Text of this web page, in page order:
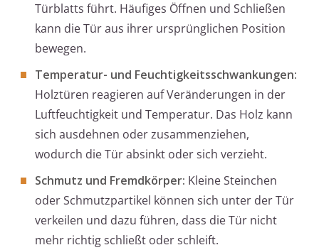
Türblatts führt. Häufiges Öffnen und Schließen
kann die Tür aus ihrer ursprünglichen Position
bewegen.
Temperatur- und Feuchtigkeitsschwankungen:
Holztüren reagieren auf Veränderungen in der
Luftfeuchtigkeit und Temperatur. Das Holz kann
sich ausdehnen oder zusammenziehen,
wodurch die Tür absinkt oder sich verzieht.
Schmutz und Fremdkörper: Kleine Steinchen
oder Schmutzpartikel können sich unter der Tür
verkeilen und dazu führen, dass die Tür nicht
mehr richtig schließt oder schleift.